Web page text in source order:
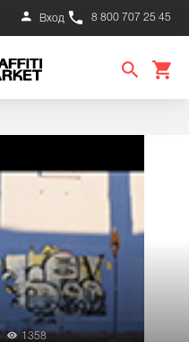
8 800 707 25 45
Вход
1358